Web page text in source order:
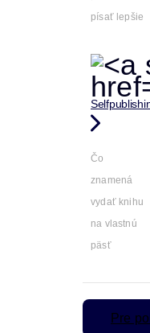
písať lepšie
Čo
znamená
vydať knihu
na vlastnú
päsť
Pre